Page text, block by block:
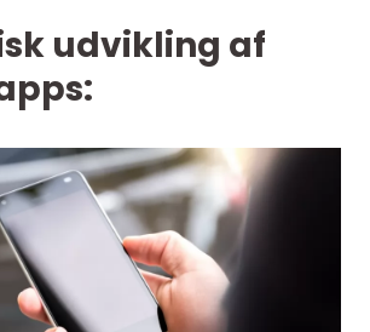
udvikling af